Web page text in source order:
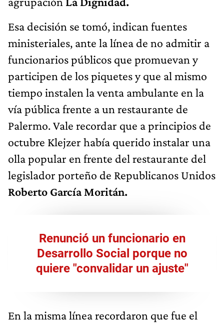
Esa decisión se tomó, indican fuentes
ministeriales, ante la línea de no admitir a
funcionarios públicos que promuevan y
participen de los piquetes y que al mismo
tiempo instalen la venta ambulante en la
vía pública frente a un restaurante de
Palermo. Vale recordar que a principios de
octubre Klejzer había querido instalar una
olla popular en frente del restaurante del
legislador porteño de Republicanos Unidos
Roberto García Moritán.
Renunció un funcionario en
Desarrollo Social porque no
quiere "convalidar un ajuste"
En la misma línea recordaron que fue el